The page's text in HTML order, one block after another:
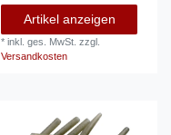
Artikel anzeigen
*inkl. ges. MwSt. zzgl.
Versandkosten